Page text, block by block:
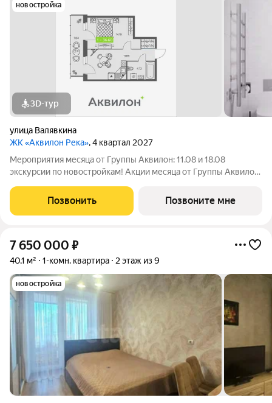
новостройка
3D-тур
улица Валявкина
ЖК «Аквилон Река», 4 квартал 2027
Мероприятия месяца от Группы Аквилон: 11.08 и 18.08
экскурсии по новостройкам! Акции месяца от Группы Аквилон:
млн ! Арктическая ипотека. ПСК: 18,32-21,9%. Ставка 1%!
Семейная ипотека. ПСК:
Позвонить Позвоните мне
7 650 000 ₽
40,1 м² 1-комн. квартира 2 этаж из 9
новостройка